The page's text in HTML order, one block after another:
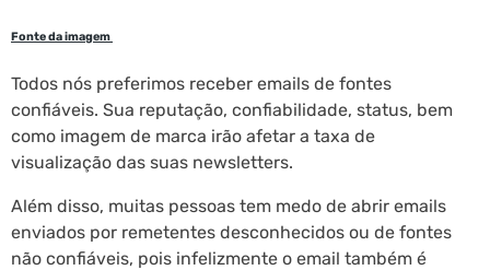
Fonte da imagem
Todos nós preferimos receber emails de fontes
confiáveis. Sua reputação, confiabilidade, status, bem
como imagem de marca irão afetar a taxa de
visualização das suas newsletters.
Além disso, muitas pessoas tem medo de abrir emails
enviados por remetentes desconhecidos ou de fontes
não confiáveis, pois infelizmente o email também é